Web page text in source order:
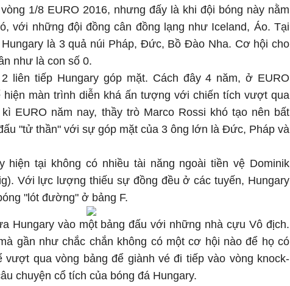
1/8 EURO 2016, nhưng đấy là khi đội bóng này nằm
với những đội đồng cân đồng lạng như Iceland, Áo. Tại
là 3 quả núi Pháp, Đức, Bồ Đào Nha. Cơ hội cho
như là con số 0.
liên tiếp Hungary góp mặt. Cách đây 4 năm, ở EURO
hiện màn trình diễn khá ấn tượng với chiến tích vượt qua
EURO năm nay, thầy trò Marco Rossi khó tạo nên bất
"tử thần" với sự góp mặt của 3 ông lớn là Đức, Pháp và
hiện tại không có nhiều tài năng ngoài tiền vệ Dominik
Với lực lượng thiếu sự đồng đều ở các tuyến, Hungary
"lót đường" ở bảng F.
Hungary vào một bảng đấu với những nhà cựu Vô địch.
gần như chắc chắn không có một cơ hội nào để họ có
vượt qua vòng bảng để giành vé đi tiếp vào vòng knock-
chuyện cổ tích của bóng đá Hungary.